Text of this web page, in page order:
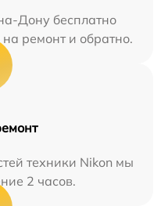
Дону бесплатно
ремонт и обратно.
техники Nikon мы
2 часов.